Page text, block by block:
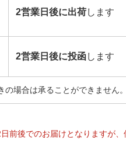
2営業日後に出荷します
2営業日後に投函します
場合は承ることができません。
前後でのお届けとなりますが